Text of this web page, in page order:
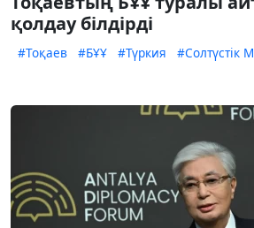
қолдау білдірді
#Тоқаев #БҰҰ #Түркия #Солтүстік